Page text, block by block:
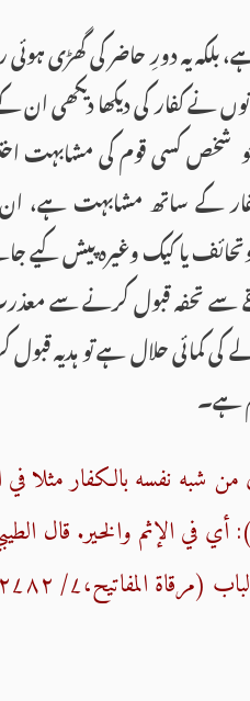
بلکہ یہ دورِ حاضر کی گھڑی
نے كفار کی دیکھا دیکھی ان
كسی قوم كی مشابہت
کے ساتھ مشابہت ہے،
یا كیك وغیرہ پیش کیے
سے تحفہ قبول کرنے سے
كمائی حلال ہے تو ہدیہ
ہے۔
نفسه بالكفار مثلا في
في الإثم والخير. قال
المفاتيح،۷/ ۲۷۸۲)